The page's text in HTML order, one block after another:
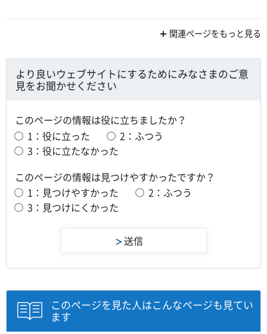
関連ページをもっと見る
より良いウェブサイトにするためにみなさまのご意
見をお聞かせください
このページの情報は役に立ちましたか？
1：役に立った
2：ふつう
3：役に立たなかった
このページの情報は見つけやすかったですか？
1：見つけやすかった
2：ふつう
3：見つけにくかった
このページを見た人はこんなページも見てい
ます